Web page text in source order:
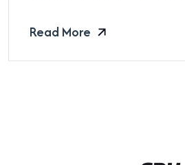
Read More